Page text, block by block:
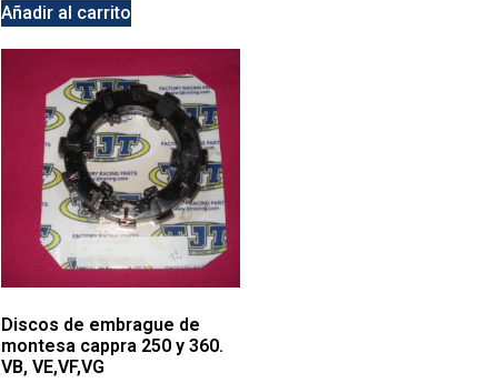
Añadir al carrito
Discos de embrague de
montesa cappra 250 y 360.
VB, VE,VF,VG